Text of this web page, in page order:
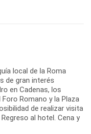
local de la Roma
de gran interés
en Cadenas, los
Romano y la Plaza
de realizar visita
al hotel. Cena y